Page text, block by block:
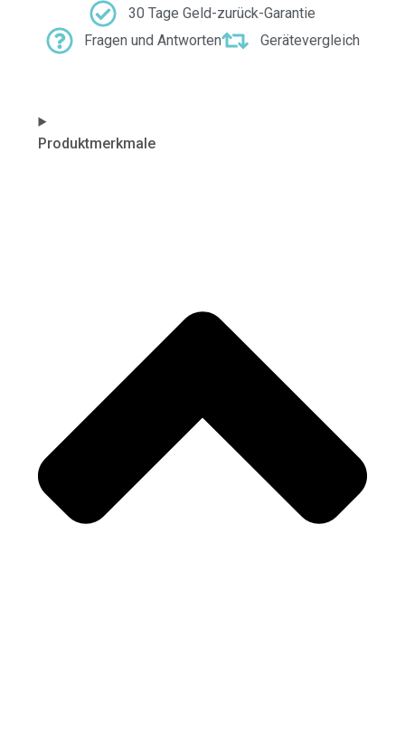
30 Tage Geld-zurück-Garantie
Fragen und Antworten
Gerätevergleich
Produktmerkmale